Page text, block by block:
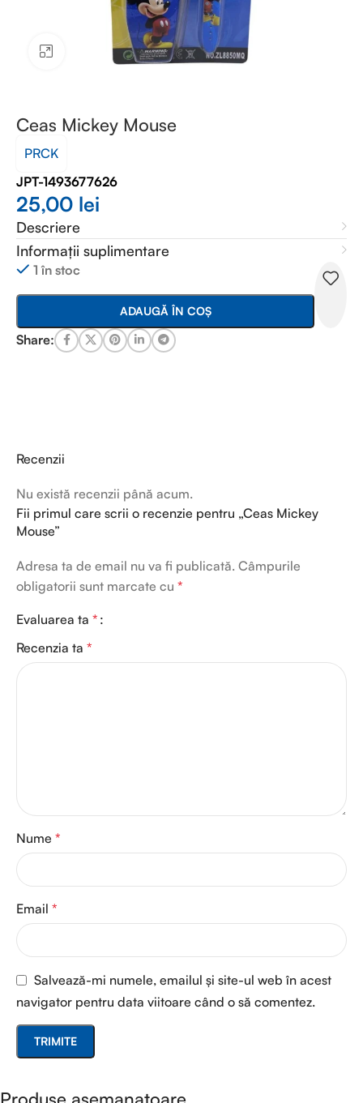
Faceți clic pentru a mări
Ceas Mickey Mouse
PRCK
JPT-1493677626
25,00 lei
Descriere
Informații suplimentare
1 în stoc
ADAUGĂ ÎN COȘ
Share:
Recenzii
Nu există recenzii până acum.
Fii primul care scrii o recenzie pentru „Ceas Mickey
Mouse”
Adresa ta de email nu va fi publicată. Câmpurile
obligatorii sunt marcate cu *
Evaluarea ta *
Recenzia ta *
Nume *
Email *
Salvează-mi numele, emailul și site-ul web în acest
navigator pentru data viitoare când o să comentez.
Produse asemanatoare